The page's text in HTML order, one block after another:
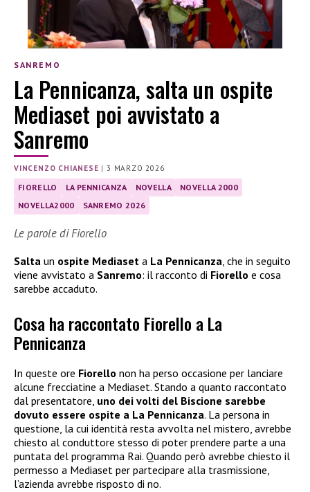
SANREMO
La Pennicanza, salta un ospite
Mediaset poi avvistato a
Sanremo
VINCENZO CHIANESE |3 MARZO 2026
FIORELLO LA PENNICANZA NOVELLA
NOVELLA 2000
NOVELLA2000
SANREMO 2026
Le parole di Fiorello
Salta un ospite Mediaset a La Pennicanza , che in seguito
viene avvistato a Sanremo: il racconto di Fiorello e cosa
sarebbe accaduto.
Cosa ha raccontato Fiorello a La
Pennicanza
In queste ore Fiorello non ha perso occasione per lanciare
alcune frecciatine a Mediaset. Stando a quanto raccontato
dal presentatore, uno dei volti del Biscione sarebbe
dovuto essere ospite a La Pennicanza. La persona in
questione, la cui identità resta avvolta nel mistero, avrebbe
chiesto al conduttore stesso di poter prendere parte a una
puntata del programma Rai. Quando però avrebbe chiesto il
permesso a Mediaset per partecipare alla trasmissione,
l’azienda avrebbe risposto di no.